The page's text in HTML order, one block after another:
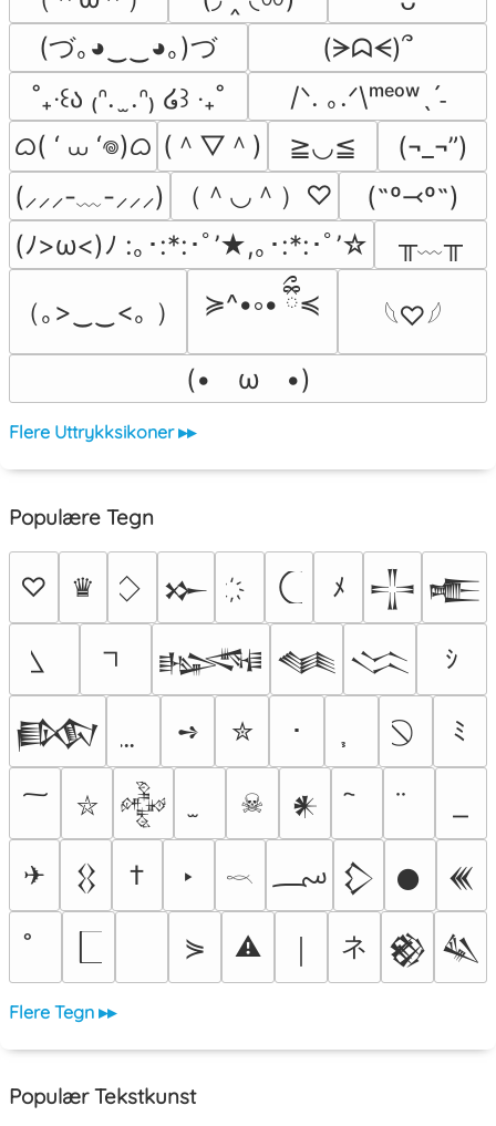
(づ｡◕‿‿◕｡)づ
(ᗒᗣᗕ)՞
˚₊‧꒰ა ₍ᐢ.  ̫.ᐢ₎ ໒꒱ ‧₊˚
/ᐠ. ｡.ᐟ\ᵐᵉᵒʷˎˊ˗
ᜊ( ‘ ⩊ ‘𖦹)ᜊ (＾▽＾) ≧◡≦
(¬_¬”)
(⸝⸝⸝-﹏-⸝⸝⸝)
（＾◡＾）♡
(˶º⤙º˶)
(ﾉ>ω<)ﾉ :｡･:*:･ﾟ’★,｡･:*:･ﾟ’☆
╥﹏╥
（｡>‿‿<｡ ） ≽^•༚• ྀིྀ≼
𓆩♡𓆪
(•　ω　•)
Flere Uttrykksikoner ▸▸
Populære Tegn
♡ ♛ 𒁍 ﾒ 𒋲 𒍫
𒈙 𒈝 𒈱 ｼ
𒁃 ➺ ✮ ･ ﾐ
⛥ 𒅒 ☠ 𒀭
✈ 𒌐 † ‣ 𓎖 ؄ 𒁷 𒊹 𒌍
⋟ ⚠ ネ 𒆙 𒈑
Flere Tegn ▸▸
Populær Tekstkunst